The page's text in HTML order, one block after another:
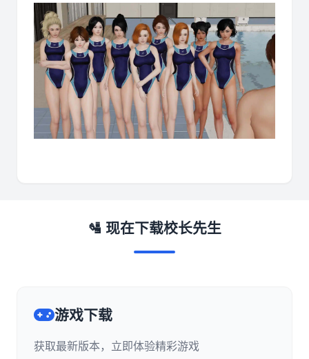
🛂 现在下载校长先生
游戏下载
获取最新版本，立即体验精彩游戏